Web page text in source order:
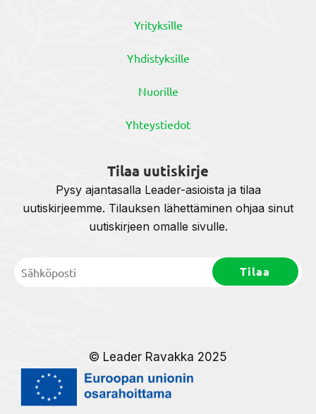
Yrityksille
Yhdistyksille
Nuorille
Yhteystiedot
Tilaa uutiskirje
Pysy ajantasalla Leader-asioista ja tilaa
uutiskirjeemme. Tilauksen lähettäminen ohjaa sinut
uutiskirjeen omalle sivulle.
© Leader Ravakka 2025